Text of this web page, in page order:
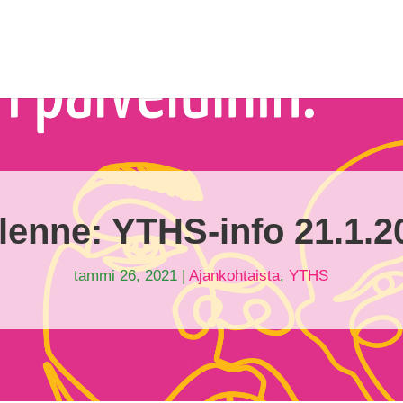
YTHS-info
tammi 26, 2021 |Ajankohtaista,YTHS